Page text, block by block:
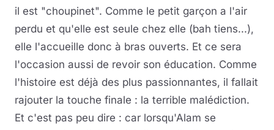
il est "choupinet". Comme le petit garçon a l'air
perdu et qu'elle est seule chez elle (bah tiens...),
elle l'accueille donc à bras ouverts. Et ce sera
l'occasion aussi de revoir son éducation. Comme
l'histoire est déjà des plus passionnantes, il fallait
rajouter la touche finale : la terrible malédiction.
Et c'est pas peu dire : car lorsqu'Alam se